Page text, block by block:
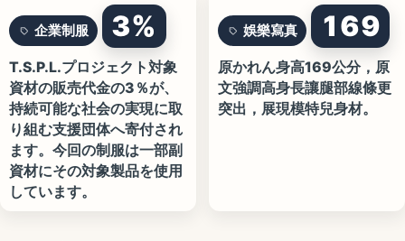
企業制服 3%
T.S.P.L.プロジェクト対象
資材の販売代金の3％が、
持続可能な社会の実現に取
り組む支援団体へ寄付され
ます。今回の制服は一部副
資材にその対象製品を使用
しています。
娛樂寫真 169
原かれん身高169公分，原
文強調高身長讓腿部線條更
突出，展現模特兒身材。